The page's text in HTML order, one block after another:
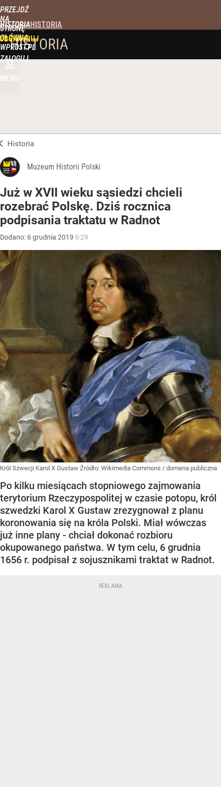
PRZEJDŹ
NA
STRONĘ
GŁÓWNĄ
WPROST.PL
HISTORIA
ZALOGUJ
MENU
HISTORIA
Historia
Muzeum Historii Polski
Już w XVII wieku sąsiedzi chcieli
rozebrać Polskę. Dziś rocznica
podpisania traktatu w Radnot
Dodano: 6grudnia 2019 6:29
Król Szwecji Karol X Gustaw Źródło: Wikimedia Commons / domena publiczna
Po kilku miesiącach stopniowego zajmowania
terytorium Rzeczypospolitej w czasie potopu, król
szwedzki Karol X Gustaw zrezygnował z planu
koronowania się na króla Polski. Miał wówczas
już inne plany - chciał dokonać rozbioru
okupowanego państwa. W tym celu, 6 grudnia
1656 r. podpisał z sojusznikami traktat w Radnot.